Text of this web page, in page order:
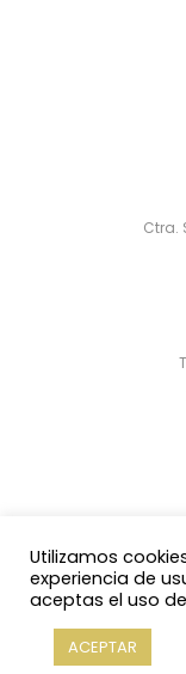
Ctra.
Utilizamos
experiencia de
aceptas el uso
ACEPTAR